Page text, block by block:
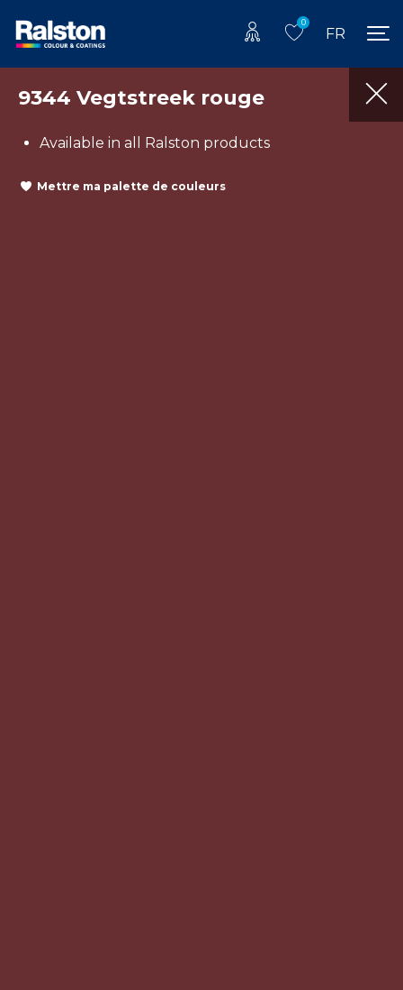
0
FR
9344 Vegtstreek rouge
Available in all Ralston products
Mettre ma palette de couleurs